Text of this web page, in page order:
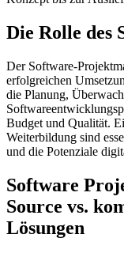
Die Rolle des
Der Software-
erfolgreichen
die Planung,
Budget und Qualität.
Weiterbildung sind
und die Potenziale
Software
Source vs.
Lösungen